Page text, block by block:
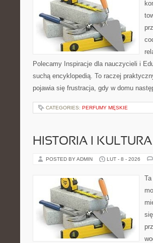
Polecamy Inspiracje dla nauczycieli i
suchą encyklopedią. To raczej
pojawia się frustracja, gdy w domu
CATEGORIES: PERFUMY MĘSKIE
HISTORIA I
POSTED BY ADMIN LUT - 8 - 2026